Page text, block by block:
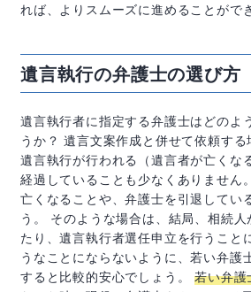
れば、よりスムーズに進めることがで
遺言執行の弁護士の選び方
遺言執行者に指定する弁護士はどのよ
うか？ 遺言文案作成と併せて依頼す
遺言執行が行われる（遺言者が亡くな
経過していることも少なくありません
亡くなることや、弁護士を引退してい
う。 そのような場合は、結局、相続
たり、遺言執行者選任申立を行うこと
うなことにならないように、若い弁護
すると比較的安心でしょう。若い弁護